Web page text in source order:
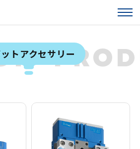
トアクセサリー